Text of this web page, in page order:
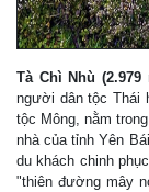
Tà Chì Nhù (2.979
người dân tộc Thái
tộc Mông, nằm
nhà của tỉnh Yên
du khách chinh
"thiên đường mây